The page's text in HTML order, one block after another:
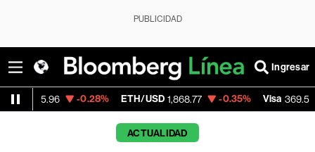
PUBLICIDAD
Ingresar
-0.28% ETH/USD 1,868.77 -0.35% Visa 369.59 +1.07%
ACTUALIDAD